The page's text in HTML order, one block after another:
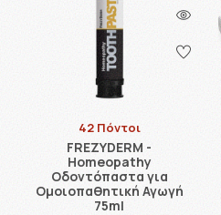
42 Πόντοι
FREZYDERM -
Homeopathy
Οδοντόπαστα για
Ομοιοπαθητική Αγωγή
75ml